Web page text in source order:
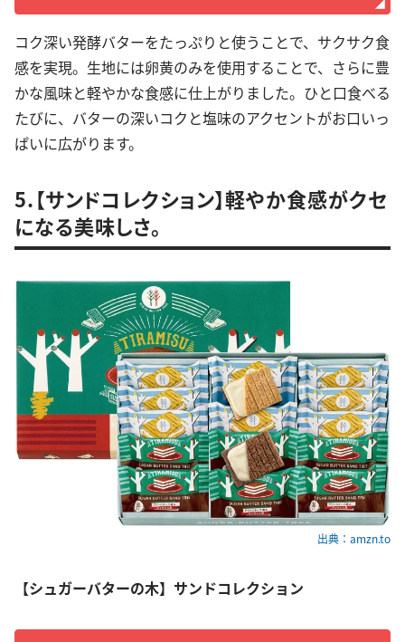
コク深い発酵バターをたっぷりと使うことで、サクサク食
感を実現。生地には卵黄のみを使用することで、さらに豊
かな風味と軽やかな食感に仕上がりました。ひと口食べる
たびに、バターの深いコクと塩味のアクセントがお口いっ
ぱいに広がります。
5.【サンドコレクション】軽やか食感がクセ
になる美味しさ。
出典：amzn.to
【シュガーバターの木】サンドコレクション